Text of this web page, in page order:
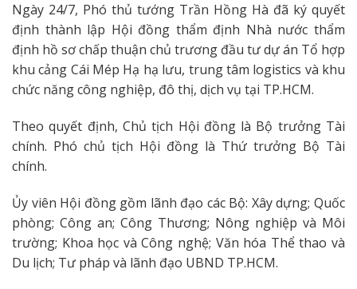
Ngày 24/7, Phó thủ tướng Trần Hồng Hà đã ký quyết
định thành lập Hội đồng thẩm định Nhà nước thẩm
định hồ sơ chấp thuận chủ trương đầu tư dự án Tổ hợp
khu cảng Cái Mép Hạ hạ lưu, trung tâm logistics và khu
chức năng công nghiệp, đô thị, dịch vụ tại TP.HCM.
Theo quyết định, Chủ tịch Hội đồng là Bộ trưởng Tài
chính. Phó chủ tịch Hội đồng là Thứ trưởng Bộ Tài
chính.
Ủy viên Hội đồng gồm lãnh đạo các Bộ: Xây dựng; Quốc
phòng; Công an; Công Thương; Nông nghiệp và Môi
trường; Khoa học và Công nghệ; Văn hóa Thể thao và
Du lịch; Tư pháp và lãnh đạo UBND TP.HCM.